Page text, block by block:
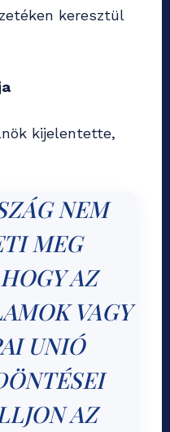
keresztül
kijelentette,
NEM
MEG
AZ
VAGY
UNIÓ
AZ